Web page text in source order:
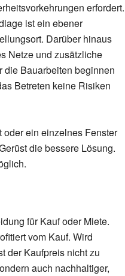
erfordert.
ist ein ebener
Darüber hinaus
Netze und zusätzliche
die Bauarbeiten beginnen
Betreten keine Risiken
ein einzelnes Fenster
die bessere Lösung.
für Kauf oder Miete.
vom Kauf. Wird
der Kaufpreis nicht zu
auch nachhaltiger,